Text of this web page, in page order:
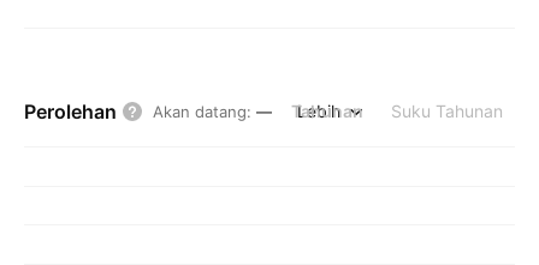
Perolehan Akan datang: — Tahunan Suku Tahunan
Lebih